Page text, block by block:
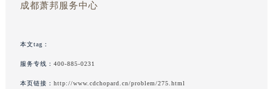
成都萧邦服务中心
本文tag：
服务专线： 400-885-0231
本页链接： http://www.cdchopard.cn/problem/275.html